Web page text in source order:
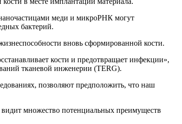
меди и микроРНК могут
бактерий.
вновь сформированной кости.
кости и предотвращает инфекции»,
тканевой инженерии (TERG).
позволяют предположить, что наш
множество потенциальных преимуществ